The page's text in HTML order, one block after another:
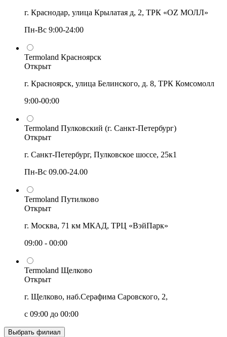
г. Краснодар, улица Крылатая д, 2, ТРК «OZ МОЛЛ»
Пн-Вс 9:00-24:00
Termoland Красноярск
Открыт
г. Красноярск, улица Белинского, д. 8, ТРК Комсомолл
9:00-00:00
Termoland Пулковский (г. Санкт-Петербург)
Открыт
г. Санкт-Петербург, Пулковское шоссе, 25к1
Пн-Вс 09.00-24.00
Termoland Путилково
Открыт
г. Москва, 71 км МКАД, ТРЦ «ВэйПарк»
09:00 - 00:00
Termoland Щелково
Открыт
г. Щелково, наб.Серафима Саровского, 2,
с 09:00 до 00:00
Выбрать филиал